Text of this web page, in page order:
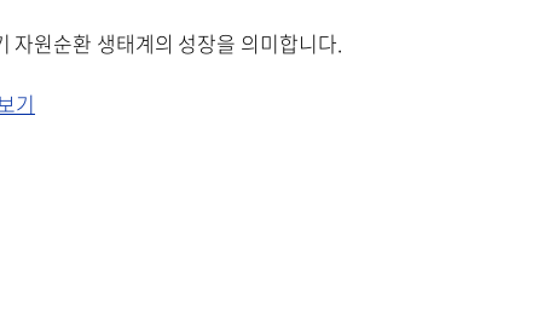
자원순환 생태계의 성장을 의미합니다.
기